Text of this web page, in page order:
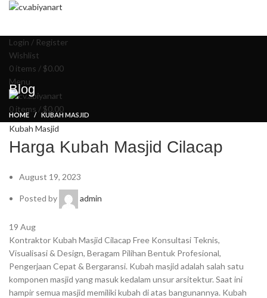
Login / Register
Wishlist
0 items / $0.00
Menu
0 items / $0.00
Blog
HOME KUBAH MASJID
Kubah Masjid
Harga Kubah Masjid Cilacap
August 19, 2023
Posted by admin
19 Aug
Kontraktor Kubah Masjid Cilacap Free Konsultasi Teknis,
Visualisasi & Design, Beragam Pilihan Bentuk Profesional,
Pengerjaan Cepat & Bergaransi. Kubah masjid adalah salah satu
komponen masjid yang masuk kedalam unsur arsitektur. Saat ini
hampir semua masjid memiliki kubah di atas bangunannya. Kubah
Summer 25% discount on all last year's products home decor